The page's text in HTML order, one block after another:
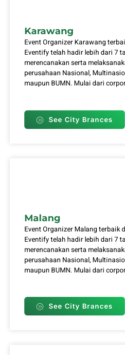
Karawang
Event Organizer Karawang
Eventify telah hadir lebih dari 7
merencanakan serta
perusahaan Nasional,
maupun BUMN. Mulai dari
See City Brances
Malang
Event Organizer Malang terbaik
Eventify telah hadir lebih dari 7
merencanakan serta
perusahaan Nasional,
maupun BUMN. Mulai dari
See City Brances